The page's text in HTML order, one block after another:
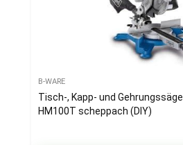
B-WARE
Tisch-, Kapp- und Gehrungssäge
HM100T scheppach (DIY)